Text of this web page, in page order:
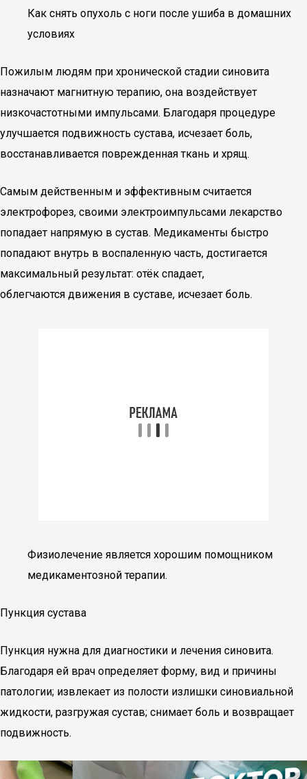
Как снять опухоль с ноги после ушиба в домашних
условиях
Пожилым людям при хронической стадии синовита
назначают магнитную терапию, она воздействует
низкочастотными импульсами. Благодаря процедуре
улучшается подвижность сустава, исчезает боль,
восстанавливается поврежденная ткань и хрящ.
Самым действенным и эффективным считается
электрофорез, своими электроимпульсами лекарство
попадает напрямую в сустав. Медикаменты быстро
попадают внутрь в воспаленную часть, достигается
максимальный результат: отёк спадает,
облегчаются движения в суставе, исчезает боль.
Физиолечение является хорошим помощником
медикаментозной терапии.
Пункция сустава
Пункция нужна для диагностики и лечения синовита.
Благодаря ей врач определяет форму, вид и причины
патологии; извлекает из полости излишки синовиальной
жидкости, разгружая сустав; снимает боль и возвращает
подвижность.